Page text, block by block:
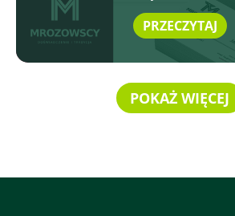
PRZECZYTAJ
POKAŻ WIĘCEJ